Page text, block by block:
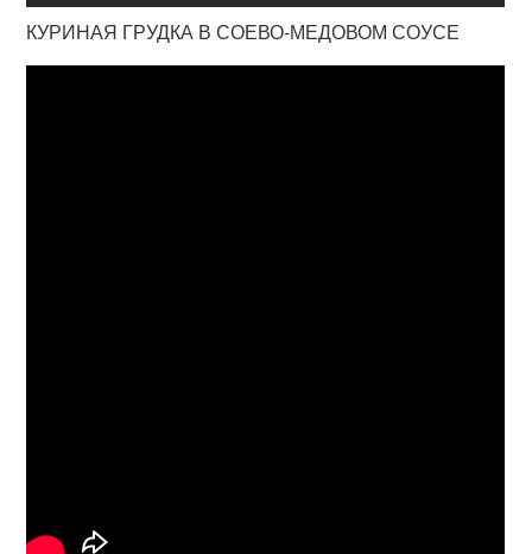
КУРИНАЯ ГРУДКА В СОЕВО-МЕДОВОМ СОУСЕ